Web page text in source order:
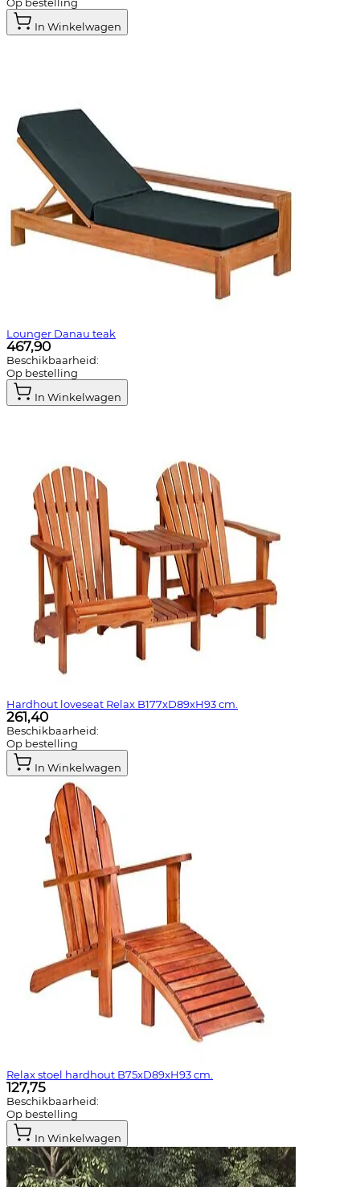
In Winkelwagen
Lounger Danau teak
467,90
Beschikbaarheid:
Op bestelling
In Winkelwagen
Hardhout loveseat Relax B177xD89xH93 cm.
261,40
Beschikbaarheid:
Op bestelling
In Winkelwagen
Relax stoel hardhout B75xD89xH93 cm.
127,75
Beschikbaarheid:
Op bestelling
In Winkelwagen